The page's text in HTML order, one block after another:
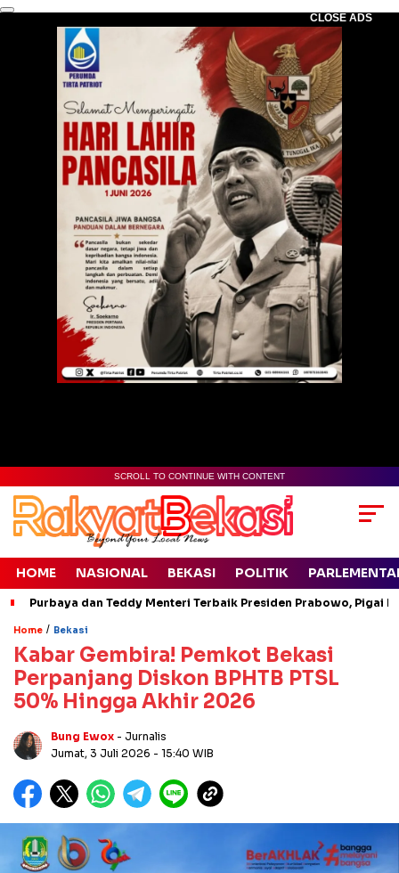
CLOSE ADS
SCROLL TO CONTINUE WITH CONTENT
HOME NASIONAL BEKASI POLITIK
Purbaya dan Teddy Menteri Terbaik Presiden Prabowo, Pigai
Home / Bekasi
Kabar Gembira! Pemkot Bekasi
Perpanjang Diskon BPHTB PTSL
50% Hingga Akhir 2026
Bung Ewox - Jurnalis
Jumat, 3 Juli 2026 - 15:40 WIB